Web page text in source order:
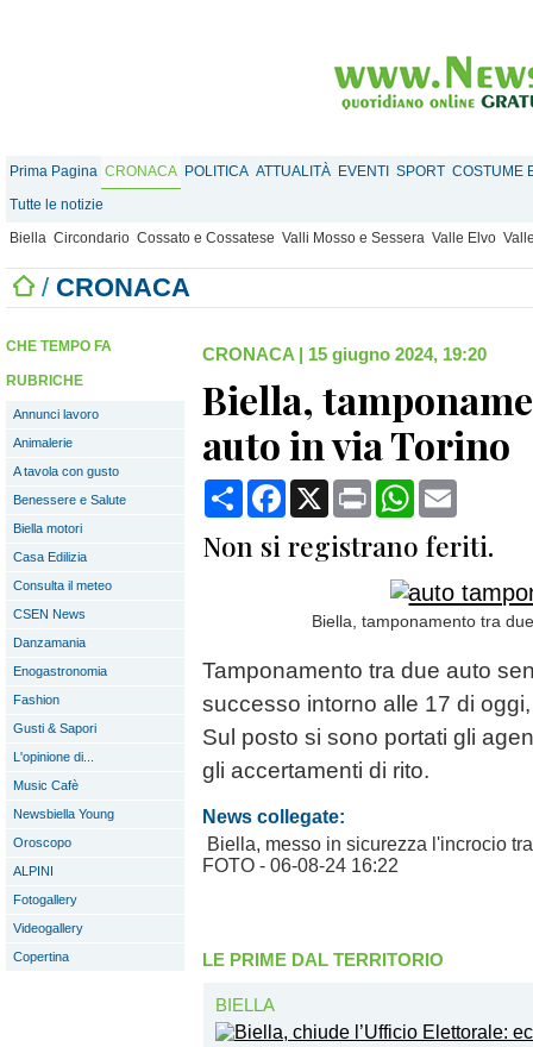
Prima Pagina CRONACA POLITICA ATTUALITÀ EVENTI SPORT COSTUME
Tutte le notizie
Biella Circondario Cossato e Cossatese Valli Mosso e Sessera Valle Elvo
/ CRONACA
CHE TEMPO FA
RUBRICHE
Annunci lavoro
Animalerie
A tavola con gusto
Benessere e Salute
Biella motori
Casa Edilizia
Consulta il meteo
CSEN News
Danzamania
Enogastronomia
Fashion
Gusti & Sapori
L'opinione di...
Music Cafè
Newsbiella Young
Oroscopo
ALPINI
Fotogallery
Videogallery
Copertina
CRONACA | 15 giugno 2024, 19:20
Biella,
auto in via Torino
CondividiFacebook
X Print WhatsApp
Non si registrano feriti.
Biella, tamponamento tra
Tamponamento tra due auto
successo intorno alle 17 di
Sul posto si sono portati gli
gli accertamenti di rito.
News collegate:
Biella, messo in sicurezza l'incrocio
FOTO - 06-08-24 16:22
LE PRIME DAL TERRITORIO
BIELLA